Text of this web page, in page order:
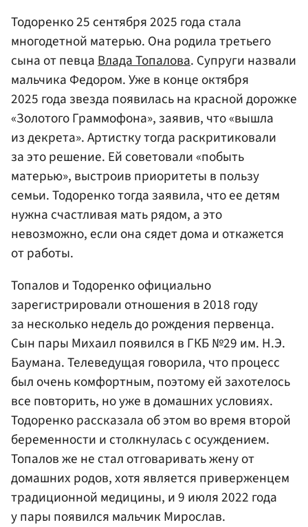
Тодоренко 25 сентября 2025 года стала
многодетной матерью. Она родила третьего
сына от певца Влада Топалова. Супруги назвали
мальчика Федором. Уже в конце октября
2025 года звезда появилась на красной дорожке
«Золотого Граммофона», заявив, что «вышла
из декрета». Артистку тогда раскритиковали
за это решение. Ей советовали «побыть
матерью», выстроив приоритеты в пользу
семьи. Тодоренко тогда заявила, что ее детям
нужна счастливая мать рядом, а это
невозможно, если она сядет дома и откажется
от работы.
Топалов и Тодоренко официально
зарегистрировали отношения в 2018 году
за несколько недель до рождения первенца.
Сын пары Михаил появился в ГКБ №29 им. Н.Э.
Баумана. Телеведущая говорила, что процесс
был очень комфортным, поэтому ей захотелось
все повторить, но уже в домашних условиях.
Тодоренко рассказала об этом во время второй
беременности и столкнулась с осуждением.
Топалов же не стал отговаривать жену от
домашних родов, хотя является приверженцем
традиционной медицины, и 9 июля 2022 года
у пары появился мальчик Мирослав.